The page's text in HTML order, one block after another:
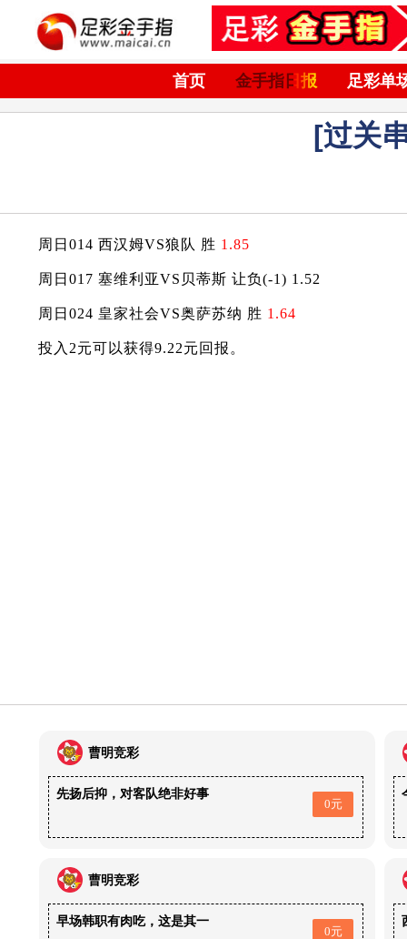
首页 金手指日报 足彩单
[过关
周日014 西汉姆VS狼队 胜 1.85
周日017 塞维利亚VS贝蒂斯 让负(-1) 1.52
周日024 皇家社会VS奥萨苏纳 胜 1.64
投入2元可以获得9.22元回报。
曹明竞彩
先扬后抑，对客队绝非好事
0元
曹明竞彩
早场韩职有肉吃，这是其一
0元